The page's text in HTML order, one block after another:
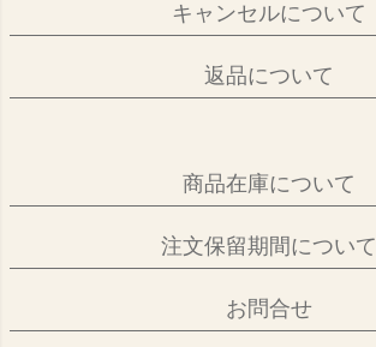
キャンセルについて
返品について
商品在庫について
注文保留期間について
お問合せ